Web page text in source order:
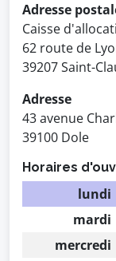
Adresse
Caisse
62 route de
39207 Saint-
Adresse
43 avenue
39100 Dole
Horaires
lundi
mardi
mercredi